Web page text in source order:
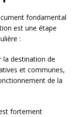
fondamental
est une étape
:
la destination de
et communes,
de la
fortement